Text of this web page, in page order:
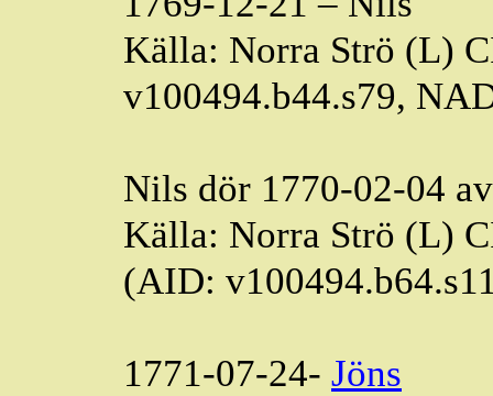
Källa: Norra Strö (L)
v100494.b44.s79,
Nils dör 1770-02-04
Källa: Norra Strö (L)
(AID:
1771-07-24- Jöns